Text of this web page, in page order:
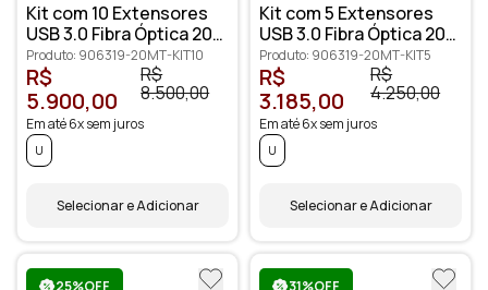
Kit com 10 Extensores
USB 3.0 Fibra Óptica 20
metros
Produto: 906319-20MT-KIT10
R$
5.900,00
R$
8.500,00
Em até 6x sem juros
U
Selecionar e Adicionar
Kit com 5 Extensores
USB 3.0 Fibra Óptica 20
metros
Produto: 906319-20MT-KIT5
R$
3.185,00
R$
4.250,00
Em até 6x sem juros
U
Selecionar e Adicionar
25%OFF 31%OFF